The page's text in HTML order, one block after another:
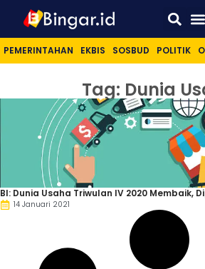
PEMERINTAHAN EKBIS SOSBUD POLITIK
Tag: Dunia
BI: Dunia Usaha Triwulan IV 2020 Membaik,
14 Januari 2021